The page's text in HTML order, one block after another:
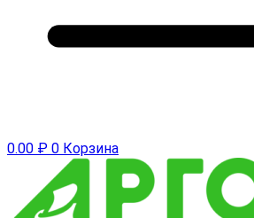
0.00 ₽ 0 Корзина